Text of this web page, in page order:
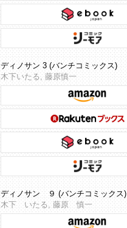
ディノサン 3 (バンチコミックス)
木下いたる, 藤原慎一
ディノサン ９ (バンチコミックス)
木下 いたる, 藤原 慎一